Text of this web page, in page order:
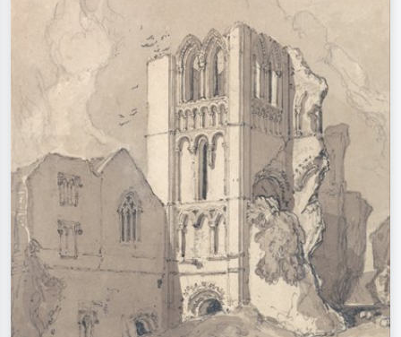
Impressionismo, onda di Hokusai,
nudo.
olio scuro, nudo in piedi vicino a un
albero.